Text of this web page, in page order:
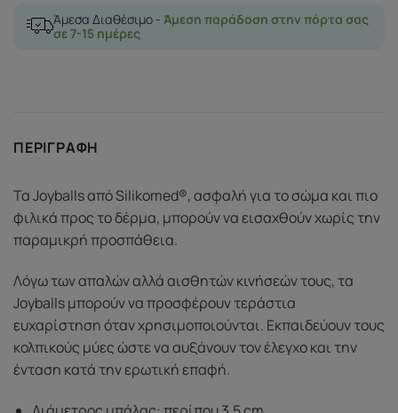
Άμεσα Διαθέσιμο - Άμεση παράδοση στην πόρτα σας
σε 7-15 ημέρες
ΠΕΡΙΓΡΑΦΉ
Τα Joyballs από Silikomed®, ασφαλή για το σώμα και πιο
φιλικά προς το δέρμα, μπορούν να εισαχθούν χωρίς την
παραμικρή προσπάθεια.
Λόγω των απαλών αλλά αισθητών κινήσεών τους, τα
Joyballs μπορούν να προσφέρουν τεράστια
ευχαρίστηση όταν χρησιμοποιούνται. Εκπαιδεύουν τους
κολπικούς μύες ώστε να αυξάνουν τον έλεγχο και την
ένταση κατά την ερωτική επαφή.